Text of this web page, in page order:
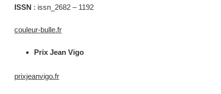
ISSN : issn_2682 – 1192
couleur-bulle.fr
Prix Jean Vigo
prixjeanvigo.fr